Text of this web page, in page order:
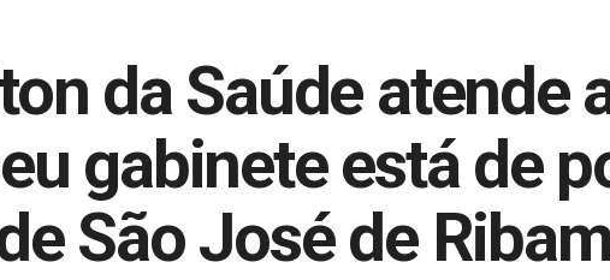
da Saúde atende
gabinete está de
São José de